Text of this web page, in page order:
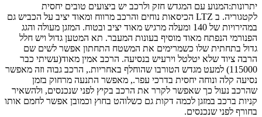
יתרונות:המנוע עם המגדש חזק ולרכב יש ביצועים טובים יחסית
לקטגוריה. ב LTZ הכיסאות נוחים והרכב מרווח ומאוד יציב על הכביש גם
במהירויות של 140 ומעלה מרגיש מאוד יציב ובטוח. המזגן מעולה והגג
הפנורמי הנפתח מאוד מוסיף בעונות המעבר. תא המטען גדול ויש חלל
גדול בתחתית שלו כשמרימים את המשטח התחתון אפשר לשים שם
הרבה ציוד שלא יטלטל וירעיש בנסיעה. הרכב אמין מאוד(עשיתי כבר
115000) למעט מגדש הטורבו שהוחלף באחריות., הרכב גבוה וזה מאפשר
נסיעה קלה ונוחה יחסית בדרכי עפר., מאפשר התנעה מרחוק בזמן
שהרכב נעול כך שאפשר לקרר את הרכב בקיץ לפני שנכנסים, ולהשאיר
קניות ברכב במזגן לכמה דקות גם כשלוהט בחוץ וכמובן אפשר לחמם אותו
בחורף לפני שנכנסים.